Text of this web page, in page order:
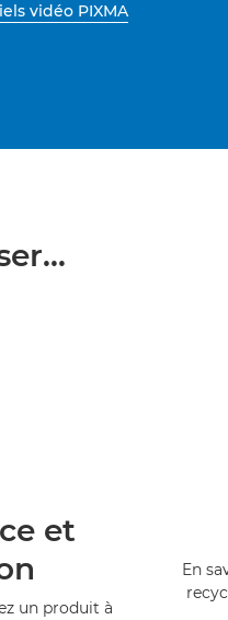
vidéo PIXMA
et
un produit à
En